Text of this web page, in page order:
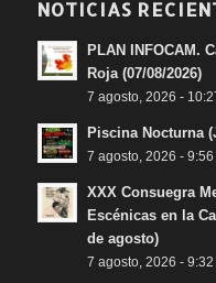
NOTICIAS
PLAN INFOCAM.
Roja (07/08/2026)
7 agosto, 2026 -
Piscina Nocturna
7 agosto, 2026 - 9:56
XXX Consuegra
Escénicas en la
de agosto)
7 agosto, 2026 - 9:32